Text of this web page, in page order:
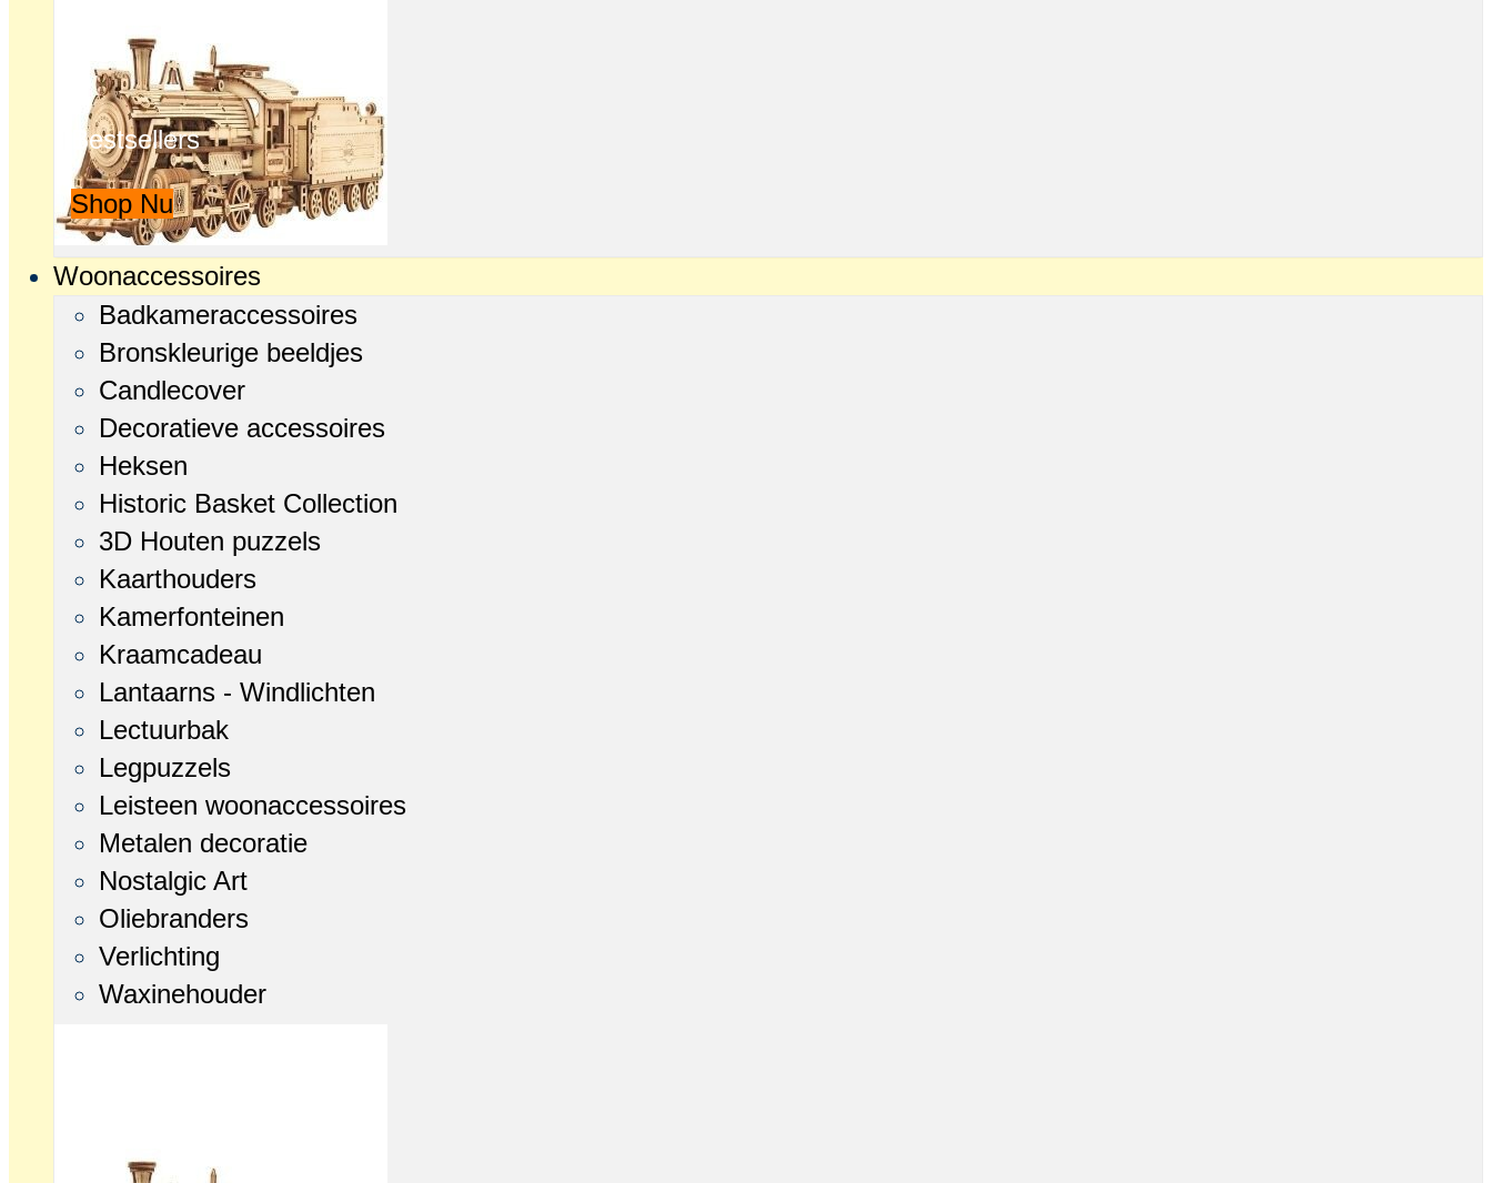
Bestsellers
Shop Nu
Woonaccessoires
Badkameraccessoires
Bronskleurige beeldjes
Candlecover
Decoratieve accessoires
Heksen
Historic Basket Collection
3D Houten puzzels
Kaarthouders
Kamerfonteinen
Kraamcadeau
Lantaarns - Windlichten
Lectuurbak
Legpuzzels
Leisteen woonaccessoires
Metalen decoratie
Nostalgic Art
Oliebranders
Verlichting
Waxinehouder